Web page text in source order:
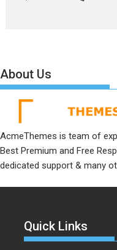
About Us
AcmeThemes is team of
Best Premium and Free
dedicated support & many
Quick Links